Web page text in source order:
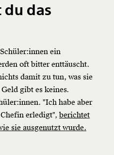
das
ein
oft bitter enttäuscht.
damit zu tun, was sie
gibt es keines.
"Ich habe aber
erledigt", berichtet
sie ausgenutzt wurde.